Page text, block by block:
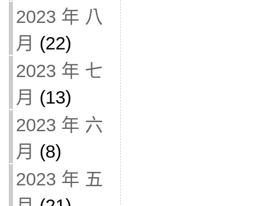
2023 年 八
月 (22)
2023 年 七
月 (13)
2023 年 六
月 (8)
2023 年 五